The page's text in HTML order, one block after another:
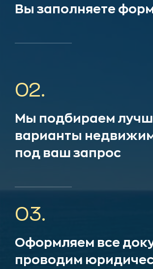
Вы заполняете
02.
Мы подбираем
варианты
под ваш запрос
03.
Оформляем все
проводим